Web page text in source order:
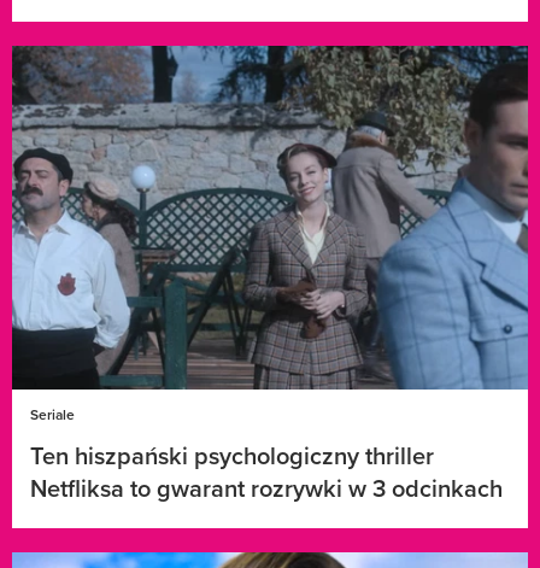
Seriale
Ten hiszpański psychologiczny thriller
Netfliksa to gwarant rozrywki w 3 odcinkach